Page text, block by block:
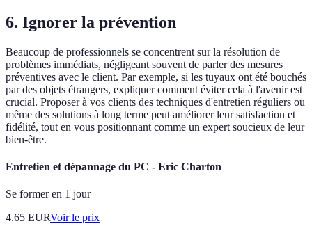
6. Ignorer la prévention
Beaucoup de professionnels se concentrent sur la résolution de
problèmes immédiats, négligeant souvent de parler des mesures
préventives avec le client. Par exemple, si les tuyaux ont été bouchés
par des objets étrangers, expliquer comment éviter cela à l'avenir est
crucial. Proposer à vos clients des techniques d'entretien réguliers ou
même des solutions à long terme peut améliorer leur satisfaction et
fidélité, tout en vous positionnant comme un expert soucieux de leur
bien-être.
Entretien et dépannage du PC - Eric Charton
Se former en 1 jour
4.65 EURVoir le prix